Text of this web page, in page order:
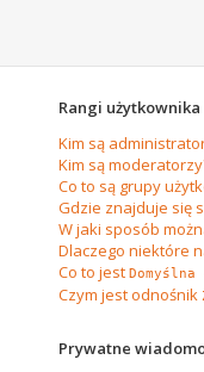
Rangi
Kim są
Kim są
Co to są grupy
Gdzie znajduje się
W jaki sposób
Dlaczego niektóre
Co to jest
Czym jest odnośnik
Prywatne